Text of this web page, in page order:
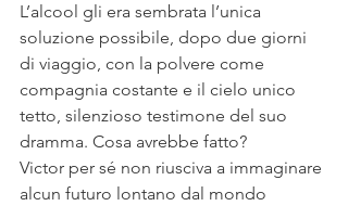
L’alcool gli era sembrata l’unica
soluzione possibile, dopo due giorni
di viaggio, con la polvere come
compagnia costante e il cielo unico
tetto, silenzioso testimone del suo
dramma. Cosa avrebbe fatto?
Victor per sé non riusciva a immaginare
alcun futuro lontano dal mondo